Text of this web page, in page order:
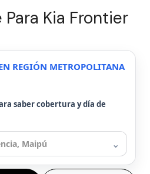
Kia Frontier
REGIÓN METROPOLITANA
saber cobertura y día de
⌄